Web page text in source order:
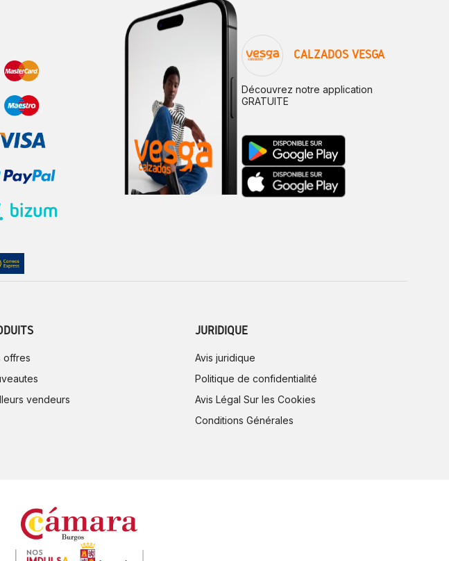
CALZADOS VESGA
Découvrez notre application
GRATUITE
offres
vendeurs
JURIDIQUE
Avis juridique
Politique de confidentialité
Avis Légal Sur les Cookies
Conditions Générales